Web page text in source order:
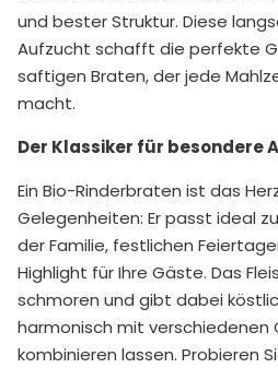
und bester Struktur. Diese
Aufzucht schafft die perfekte
saftigen Braten, der jede
macht.
Der Klassiker für besondere
Ein Bio-Rinderbraten ist das
Gelegenheiten: Er passt ideal
der Familie, festlichen
Highlight für Ihre Gäste. Das
schmoren und gibt dabei
harmonisch mit verschiedenen
kombinieren lassen. Probieren